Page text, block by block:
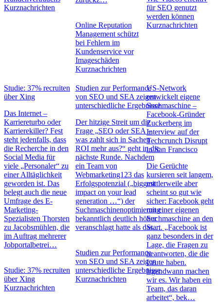
Kurznachrichten
Online Reputation
Management schützt
bei Fehlern im
Kundenservice vor
Imageschäden
Kurznachrichten
für SEO genutzt
werden können
Kurznachrichten
Studie: 37% recruiten
über Xing
Das Internet –
Karriereturbo oder
Karrierekiller? Fest
steht jedenfalls, dass
die Recherche in den
Social Media für
viele „Personaler“ zu
einer Alltäglichkeit
geworden ist. Das
belegt auch die neue
Umfrage des E-
Marketing-
Spezialisten Thorsten
zu Jacobsmühlen, die
im Auftrag mehrerer
Jobportalbetrei…
Studie: 37% recruiten
über Xing
Kurznachrichten
Studien zur Performance
von SEO und SEA zeigen
unterschiedliche Ergebnisse
Der hitzige Streit um die
Frage „SEO oder SEA –
was zahlt sich in Sachen
ROI mehr aus?“ geht in die
nächste Runde. Nachdem
ein Team von
Webmarketing123 das
Erfolgspotenzial („biggest
impact on your lead
generation …“) der
Suchmaschinenoptimierung
bekanntlich deutlich höher
veranschlagt hatte als das…
Studien zur Performance
von SEO und SEA zeigen
unterschiedliche Ergebnisse
Kurznachrichten
US-Network
entwickelt eigene
Suchmaschine –
Facebook-Gründer
Zuckerberg im
Interview auf der
Techcrunch Disrupt
in San Francisco
Die Gerüchte
kursieren seit langem,
mittlerweile aber
scheint so gut wie
sicher: Facebook geht
mit einer eigenen
Suchmaschine an den
Start. „Facebook ist
ganz besonders in der
Lage, die Fragen zu
beantworten, die die
Leute haben.
Irgendwann machen
wir es. Wir haben ein
Team, das daran
arbeitet“, bek…